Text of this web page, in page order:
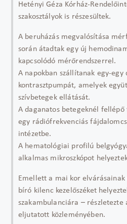
Hetényi Géza Kórház-
szakosztályok is részesültek.
A beruházás megvalósítása
során átadtak egy új
kapcsolódó mérőrendszerrel.
A napokban szállítanak egy-egy
kontrasztpumpát, amelyek
szívbetegek ellátását.
A daganatos betegeknél
egy rádiófrekvenciás
intézetbe.
A hematológiai profilú
alkalmas mikroszkópot
Emellett a mai kor
bíró kilenc kezelőszéket
szakambulanciára – részletezte
eljutatott közleményében.